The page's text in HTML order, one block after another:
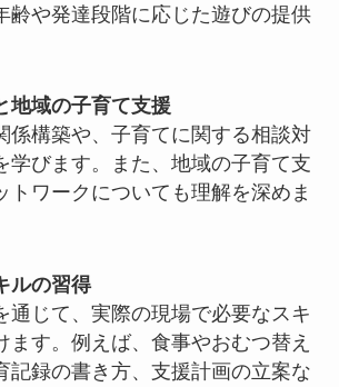
齢や発達段階に応じた遊びの提供
地域の子育て支援
係構築や、子育てに関する相談対
学びます。また、地域の子育て支
トワークについても理解を深めま
ルの習得
通じて、実際の現場で必要なスキ
ます。例えば、食事やおむつ替え
記録の書き方、支援計画の立案な